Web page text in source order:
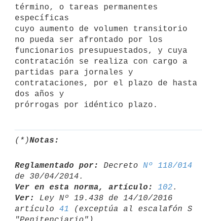
término, o tareas permanentes
específicas
cuyo aumento de volumen transitorio
no pueda ser afrontado por los
funcionarios presupuestados, y cuya
contratación se realiza con cargo a
partidas para jornales y
contrataciones, por el plazo de hasta
dos años y
(*)Notas:
Reglamentado por: Decreto Nº 118/014
Ver en esta norma, artículo:
102
Ver:
Ley Nº 19.438 de 14/10/2016
artículo 41
(exceptúa al escalafón S